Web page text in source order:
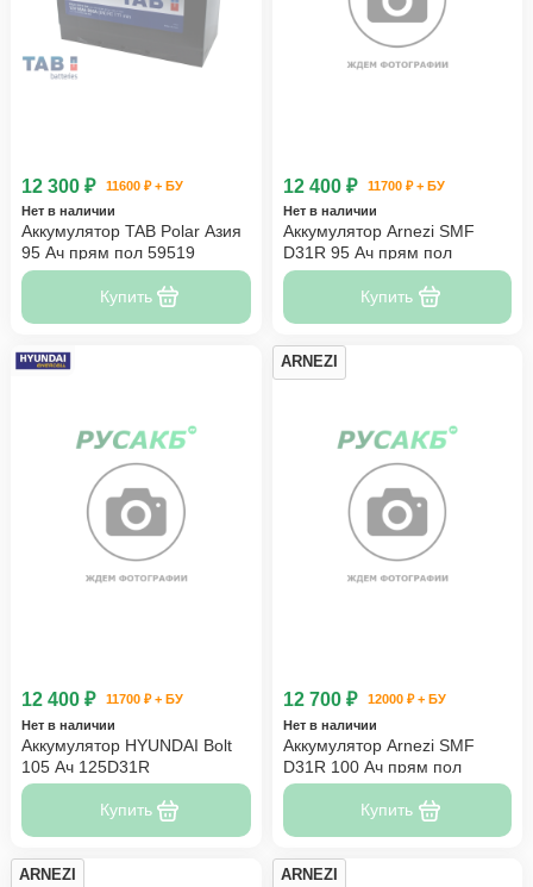
12 300 ₽
11600 ₽ + БУ
Нет в наличии
Аккумулятор TAB Polar Азия
95 Ач прям пол 59519
Купить
12 400 ₽
11700 ₽ + БУ
Нет в наличии
Аккумулятор Arnezi SMF
D31R 95 Ач прям пол
Купить
12 400 ₽
11700 ₽ + БУ
Нет в наличии
Аккумулятор HYUNDAI Bolt
105 Ач 125D31R
Купить
ARNEZI
12 700 ₽
12000 ₽ + БУ
Нет в наличии
Аккумулятор Arnezi SMF
D31R 100 Ач прям пол
Купить
ARNEZI ARNEZI